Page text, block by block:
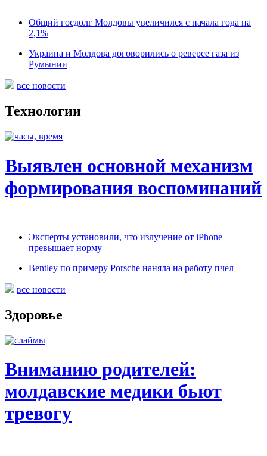
Общий госдолг Молдовы увеличился с начала года на
2,1%
Украина и Молдова договорились о реверсе газа из
Румынии
все новости
Технологии
Выявлен основной механизм
формирования воспоминаний
Эксперты установили, что излучение от iPhone
превышает норму
Bentley по примеру Porsche наняла на работу пчел
все новости
Здоровье
Вниманию родителей:
молдавские медики бьют
тревогу